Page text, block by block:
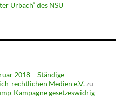
Urbach“ des NSU
2018 – Ständige
rechtlichen Medien e.V.zu
Kampagne gesetzeswidrig